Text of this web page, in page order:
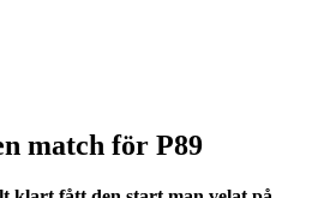
match för P89